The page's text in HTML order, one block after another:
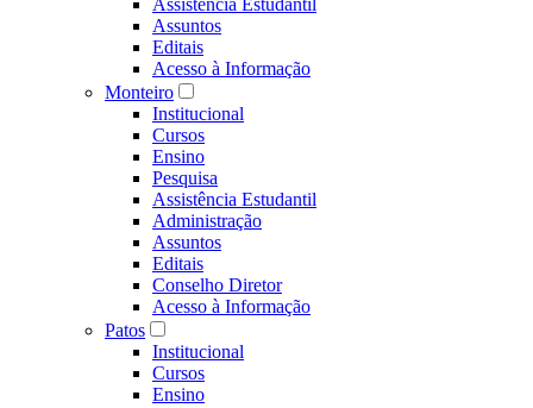
Assistência Estudantil
Assuntos
Editais
Acesso à Informação
Monteiro
Institucional
Cursos
Ensino
Pesquisa
Assistência Estudantil
Administração
Assuntos
Editais
Conselho Diretor
Acesso à Informação
Patos
Institucional
Cursos
Ensino